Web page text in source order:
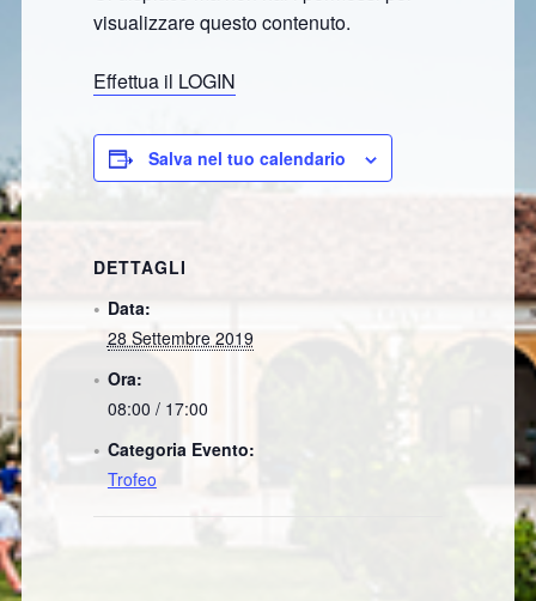
visualizzare questo contenuto.
Effettua il LOGIN
Salva nel tuo calendario
DETTAGLI
Data:
28 Settembre 2019
Ora:
08:00 / 17:00
Categoria Evento:
Trofeo